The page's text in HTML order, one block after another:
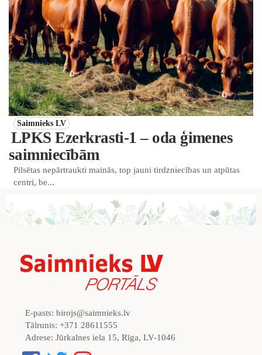
Saimnieks LV
LPKS Ezerkrasti-1 – oda ģimenes
saimniecībām
Pilsētas nepārtraukti mainās, top jauni tirdzniecības un atpūtas
centri, be...
E-pasts: birojs@saimnieks.lv
Tālrunis: +371 28611555
Adrese: Jūrkalnes iela 15, Rīga, LV-1046